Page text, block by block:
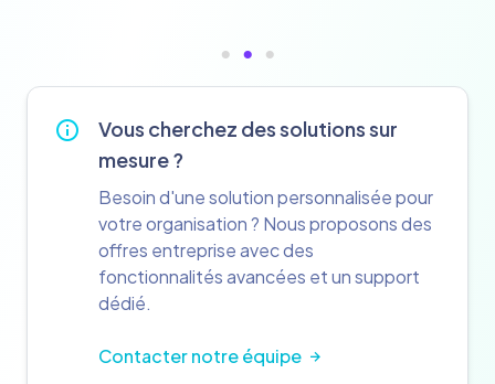
Vous cherchez des solutions sur
mesure ?
Besoin d'une solution personnalisée pour
votre organisation ? Nous proposons des
offres entreprise avec des
fonctionnalités avancées et un support
dédié.
Contacter notre équipe